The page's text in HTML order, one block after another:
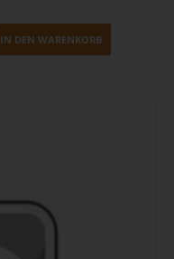
IN DEN WARENKORB